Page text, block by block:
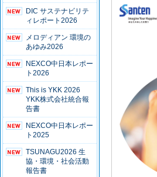
DIC サステナビリテ
ィレポート2026
メロディアン 環境の
あゆみ2026
NEXCO中日本レポー
ト2026
This is YKK 2026
YKK株式会社統合報
告書
NEXCO中日本レポー
ト2025
TSUNAGU2026 生
協・環境・社会活動
報告書